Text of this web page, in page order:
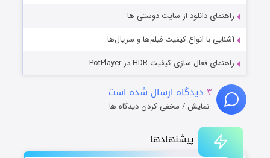
پیشنهادها
راهنمای دانلود از سایت دوستی ها
آشنایی با انواع کیفیت فیلم‌ها و سریال‌ها
راهنمای فعال سازی کیفیت HDR در PotPlayer
۳ دیدگاه ارسال شده است
نمایش / مخفی کردن دیدگاه ها